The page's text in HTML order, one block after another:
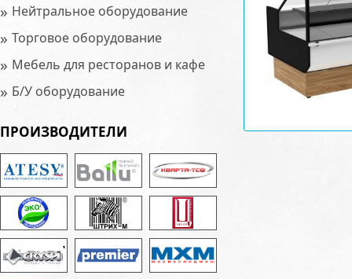
» Нейтральное оборудование
» Торговое оборудование
» Мебель для ресторанов и кафе
» Б/У оборудование
ПРОИЗВОДИТЕЛИ